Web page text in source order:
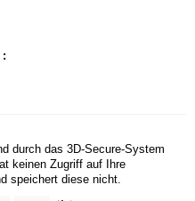
:
durch das 3D-Secure-System
keinen Zugriff auf Ihre
speichert diese nicht.